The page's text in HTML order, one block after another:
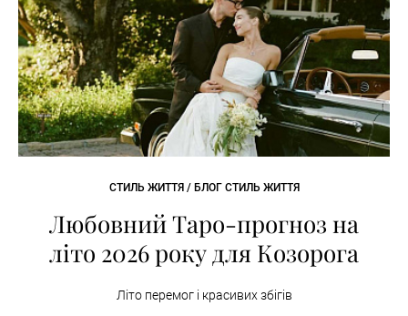
СТИЛЬ ЖИТТЯ / БЛОГ СТИЛЬ ЖИТТЯ
Любовний Таро-прогноз на
літо 2026 року для Козорога
Літо перемог і красивих збігів